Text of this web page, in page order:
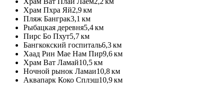
Храм Пхра Яй2,9 км
Пляж Банграк3,1 км
Рыбацкая деревня5,4 км
Пирс Бо Пхут5,7 км
Бангкокский госпиталь6,3 км
Хаад Рин Мае Нам Пир9,6 км
Храм Ват Ламай10,5 км
Ночной рынок Ламаи10,8 км
Аквапарк Коко Сплэш10,9 км